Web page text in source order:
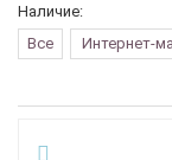
Наличие:
Все
Интернет-